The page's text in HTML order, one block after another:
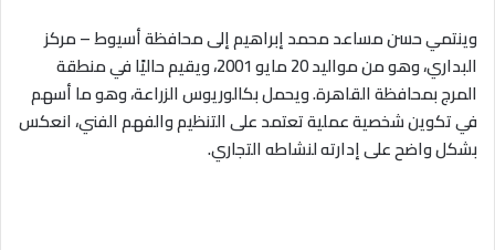
وينتمي حسن مساعد محمد إبراهيم إلى محافظة أسيوط – مركز
البداري، وهو من مواليد 20 مايو 2001، ويقيم حاليًا في منطقة
المرج بمحافظة القاهرة. ويحمل بكالوريوس الزراعة، وهو ما أسهم
في تكوين شخصية عملية تعتمد على التنظيم والفهم الفني، انعكس
بشكل واضح على إدارته لنشاطه التجاري.